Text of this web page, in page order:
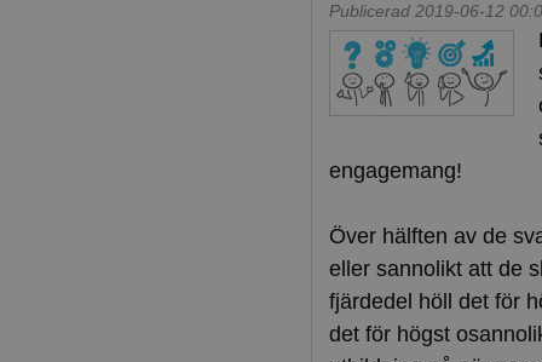
Publicerad 2019-06-12
engagemang!
Över hälften av de
eller sannolikt att de
fjärdedel höll det för
det för högst